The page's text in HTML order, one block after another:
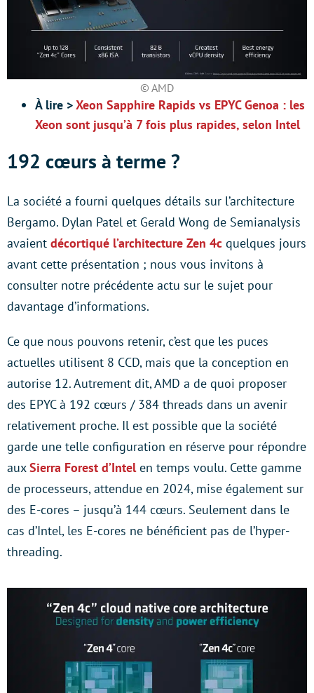
© AMD
À lire >Xeon Sapphire Rapids vs EPYC Genoa : les
Xeon sont jusqu’à 7 fois plus rapides, selon Intel
192 cœurs à terme ?
La société a fourni quelques détails sur l’architecture
Bergamo. Dylan Patel et Gerald Wong de Semianalysis
avaient décortiqué l’architecture Zen 4c quelques jours
avant cette présentation ; nous vous invitons à
consulter notre précédente actu sur le sujet pour
davantage d’informations.
Ce que nous pouvons retenir, c’est que les puces
actuelles utilisent 8 CCD, mais que la conception en
autorise 12. Autrement dit, AMD a de quoi proposer
des EPYC à 192 cœurs / 384 threads dans un avenir
relativement proche. Il est possible que la société
garde une telle configuration en réserve pour répondre
auxSierra Forest d’Intelen temps voulu. Cette gamme
de processeurs, attendue en 2024, mise également sur
des E-cores – jusqu’à 144 cœurs. Seulement dans le
cas d’Intel, les E-cores ne bénéficient pas de l’hyper-
threading.